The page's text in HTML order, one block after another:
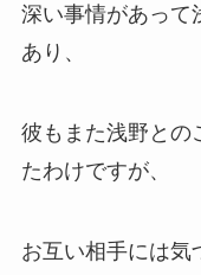
深い事情があって
あり、
彼もまた浅野との
たわけですが、
お互い相手には気